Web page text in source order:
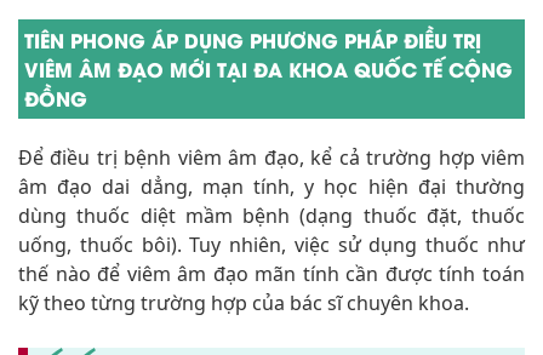
TIÊN PHONG ÁP DỤNG PHƯƠNG PHÁP ĐIỀU TRỊ
VIÊM ÂM ĐẠO MỚI TẠI ĐA KHOA QUỐC TẾ CỘNG
ĐỒNG
Để điều trị bệnh viêm âm đạo, kể cả trường hợp viêm
âm đạo dai dẳng, mạn tính, y học hiện đại thường
dùng thuốc diệt mầm bệnh (dạng thuốc đặt, thuốc
uống, thuốc bôi). Tuy nhiên, việc sử dụng thuốc như
thế nào để viêm âm đạo mãn tính cần được tính toán
kỹ theo từng trường hợp của bác sĩ chuyên khoa.